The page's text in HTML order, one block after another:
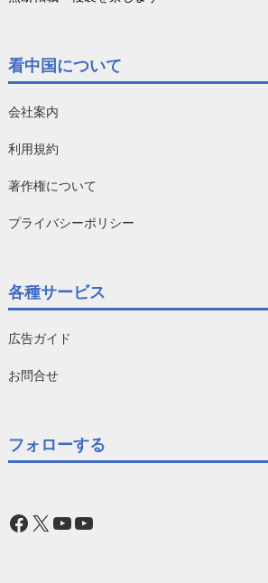
看中国について
会社案内
利用規約
著作権について
プライバシーポリシー
各種サービス
広告ガイド
お問合せ
フォローする
Facebook
X YouTube
YouTube